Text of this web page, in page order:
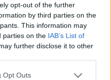
opt-out of the further
by third parties on the
This information may
parties on the IAB’s List of
further disclose it to other
uses one or more Google
Opt Outs
kulcskérdés a május 31-
pénzügyi tervezésében?
07:05